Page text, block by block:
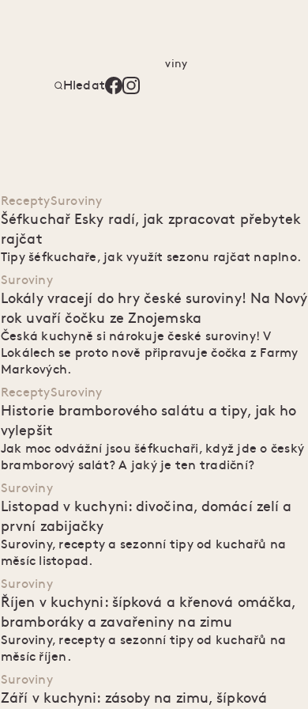
Hledat
Suroviny
ReceptySuroviny
Šéfkuchař Esky radí, jak zpracovat přebytek
rajčat
Tipy šéfkuchaře, jak využít sezonu rajčat naplno.
Suroviny
Lokály vracejí do hry české suroviny! Na Nový
rok uvaří čočku ze Znojemska
Česká kuchyně si nárokuje české suroviny! V
Lokálech se proto nově připravuje čočka z Farmy
Markových.
ReceptySuroviny
Historie bramborového salátu a tipy, jak ho
vylepšit
Jak moc odvážní jsou šéfkuchaři, když jde o český
bramborový salát? A jaký je ten tradiční?
Suroviny
Listopad v kuchyni: divočina, domácí zelí a
první zabijačky
Suroviny, recepty a sezonní tipy od kuchařů na
měsíc listopad.
Suroviny
Říjen v kuchyni: šípková a křenová omáčka,
bramboráky a zavařeniny na zimu
Suroviny, recepty a sezonní tipy od kuchařů na
měsíc říjen.
Suroviny
Září v kuchyni: zásoby na zimu, šípková